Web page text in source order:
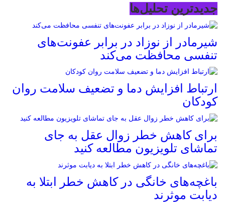
جدیدترین تحلیل‌ها
شیرمادر از نوزاد در برابر عفونت‌های
تنفسی محافظت می‌کند
ارتباط افزایش دما و تضعیف سلامت روان
کودکان
برای کاهش خطر زوال عقل به جای
تماشای تلویزیون مطالعه کنید
باغچه‌های خانگی در کاهش خطر ابتلا به
دیابت موثرند